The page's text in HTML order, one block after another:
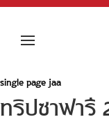
single page jaa
ทริปซาฟารี